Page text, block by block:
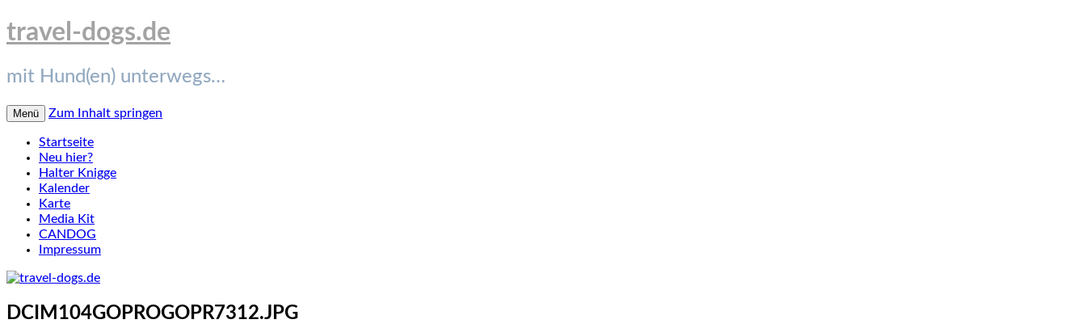
travel-dogs.de
mit Hund(en) unterwegs…
Menü Zum Inhalt springen
Startseite
Neu hier?
Halter Knigge
Kalender
Karte
Media Kit
CANDOG
Impressum
DCIM104GOPROGOPR7312.JPG